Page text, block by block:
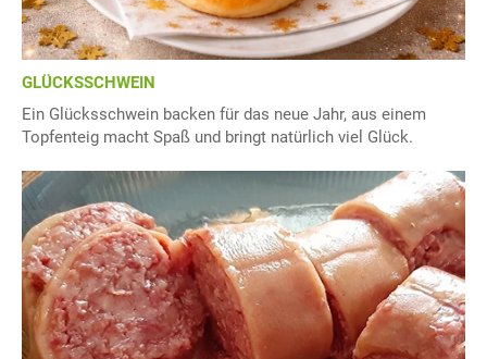
GLÜCKSSCHWEIN
Ein Glücksschwein backen für das neue Jahr, aus einem
Topfenteig macht Spaß und bringt natürlich viel Glück.